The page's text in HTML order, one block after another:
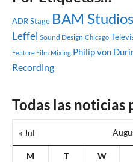
ADR Stage BAM Studios
Leffel Sound Design Chicago
Feature Film Mixing Philip von
Recording
Todas las noticias
M T W
« Jul